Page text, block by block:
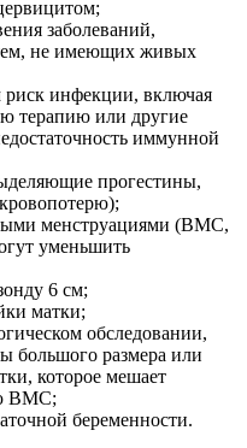
заболеваний,
не имеющих живых
инфекции, включая
терапию или другие
иммунной
прогестины,
менструациями (ВМС,
уменьшить
6 см;
матки;
обследовании,
большого размера или
которое мешает
ВМС;
беременности.